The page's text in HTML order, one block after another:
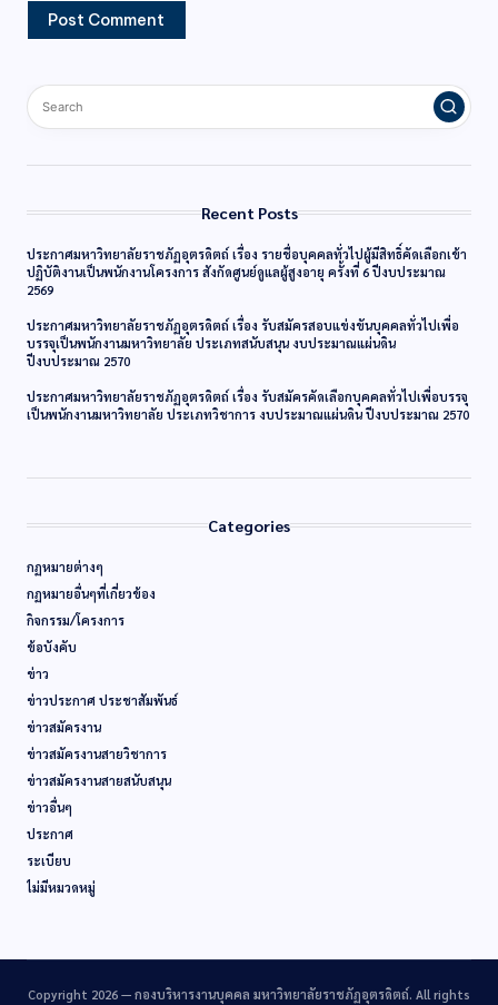
Recent Posts
ประกาศมหาวิทยาลัยราชภัฏอุตรดิตถ์ เรื่อง รายชื่อบุคคลทั่วไปผู้มีสิทธิ์คัดเลือกเข้า
ปฏิบัติงานเป็นพนักงานโครงการ สังกัดศูนย์ดูแลผู้สูงอายุ ครั้งที่ 6 ปีงบประมาณ
2569
ประกาศมหาวิทยาลัยราชภัฏอุตรดิตถ์ เรื่อง รับสมัครสอบแข่งขันบุคคลทั่วไปเพื่อ
บรรจุเป็นพนักงานมหาวิทยาลัย ประเภทสนับสนุน งบประมาณแผ่นดิน
ปีงบประมาณ 2570
ประกาศมหาวิทยาลัยราชภัฏอุตรดิตถ์ เรื่อง รับสมัครคัดเลือกบุคคลทั่วไปเพื่อบรรจุ
เป็นพนักงานมหาวิทยาลัย ประเภทวิชาการ งบประมาณแผ่นดิน ปีงบประมาณ 2570
Categories
กฏหมายต่างๆ
กฏหมายอื่นๆที่เกี่ยวข้อง
กิจกรรม/โครงการ
ข้อบังคับ
ข่าว
ข่าวประกาศ ประชาสัมพันธ์
ข่าวสมัครงาน
ข่าวสมัครงานสายวิชาการ
ข่าวสมัครงานสายสนับสนุน
ข่าวอื่นๆ
ประกาศ
ระเบียบ
ไม่มีหมวดหมู่
Copyright 2026 — กองบริหารงานบุคคล มหาวิทยาลัยราชภัฏอุตรดิตถ์. All rights